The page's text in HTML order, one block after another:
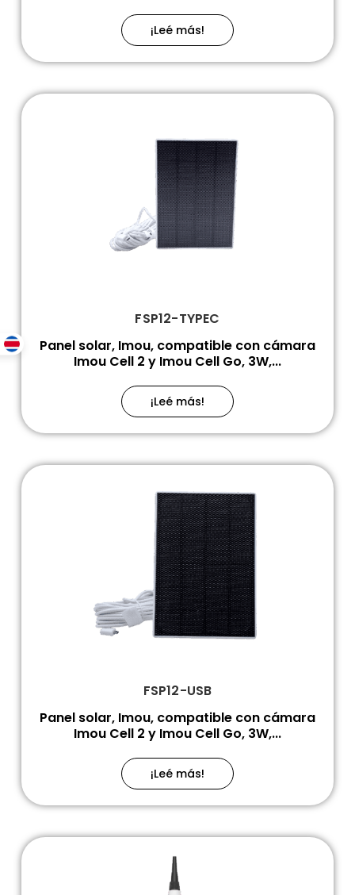
¡Leé más!
FSP12-TYPEC
Panel solar, Imou, compatible con cámara
Imou Cell 2 y Imou Cell Go, 3W,...
¡Leé más!
FSP12-USB
Panel solar, Imou, compatible con cámara
Imou Cell 2 y Imou Cell Go, 3W,...
¡Leé más!